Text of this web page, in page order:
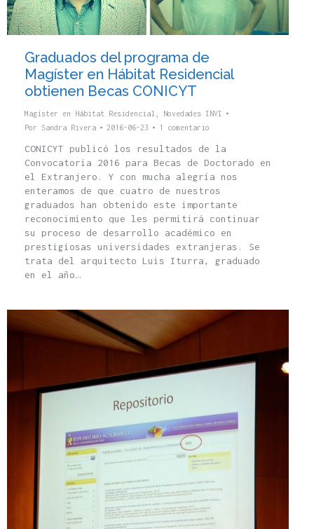
Graduados del programa de
Magíster en Hábitat Residencial
obtienen Becas CONICYT
Magíster en Hábitat Residencial
Novedades INVI
Por Sandra Rivera 2016-06-23 1 comentario
CONICYT publicó los resultados de la
Convocatoria 2016 para Becas de Doctorado en
el Extranjero. Y con mucha alegría nos
enteramos de que cuatro de nuestros
graduados han obtenido este importante
reconocimiento que les permitirá continuar
su proceso de desarrollo académico en
prestigiosas universidades extranjeras. Se
trata del arquitecto Luis Iturra, graduado
en el año…